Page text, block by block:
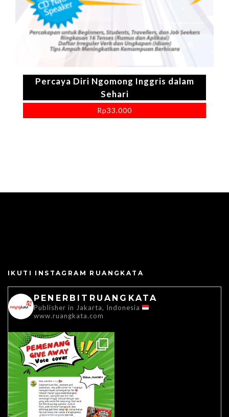
Percaya Diri Ngomong Inggris dalam
Sehari
Rp33.000
IKUTI INSTAGRAM RUANGKATA
PENERBITRUANGKATA
Publisher in Jakarta, Indonesia
www.ruangkata.com